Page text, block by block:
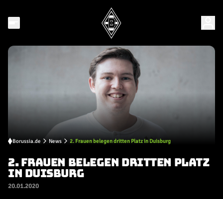
Borussia.de News 2. Frauen belegen dritten Platz in Duisburg
2. FRAUEN BELEGEN DRITTEN PLATZ
IN DUISBURG
20.01.2020